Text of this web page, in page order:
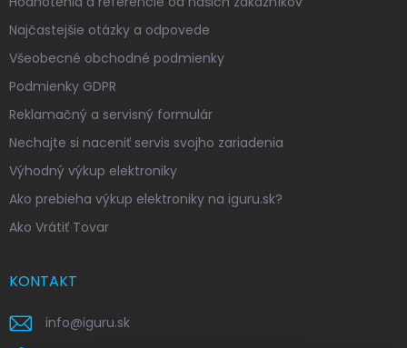
Najčastejšie otázky a odpovede
Všeobecné obchodné podmienky
Podmienky GDPR
Reklamačný a servisný formulár
Nechajte si naceniť servis svojho zariadenia
Výhodný výkup elektroniky
Ako prebieha výkup elektroniky na iguru.sk?
Ako Vrátiť Tovar
KONTAKT
info@iguru.sk